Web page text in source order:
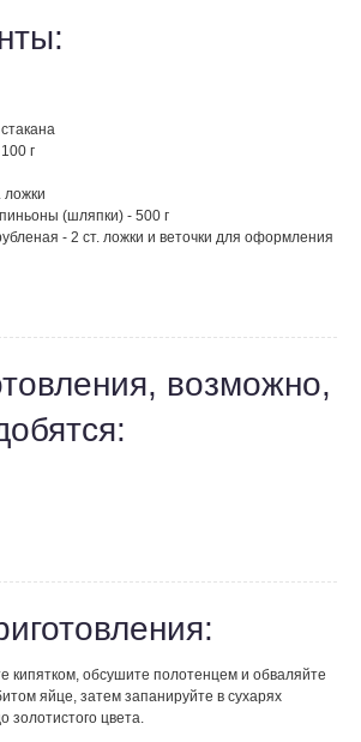
г
ложки
(шляпки) - 500 г
- 2 ст. ложки и веточки для оформления
возможно,
кипятком, обсушите полотенцем и обваляйте
яйце, затем запанируйте в сухарях
золотистого цвета.